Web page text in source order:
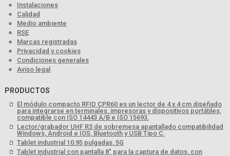
Instalaciones
Calidad
Medio ambiente
RSE
Marcas registradas
Privacidad y cookies
Condiciones generales
Aviso legal
PRODUCTOS
El módulo compacto RFID CPR60 es un lector de 4 x 4 cm diseñado
para integrarse en terminales, impresoras y dispositivos portátiles,
compatible con ISO 14443 A/B e ISO 15693.
Lector/grabador UHF R3 de sobremesa apantallado compatibilidad
Windows, Android e IOS, Bluetooth y USB Tipo C.
Tablet industrial 10.95 pulgadas, 5G
Tablet industrial con pantalla 8" para la captura de datos, con